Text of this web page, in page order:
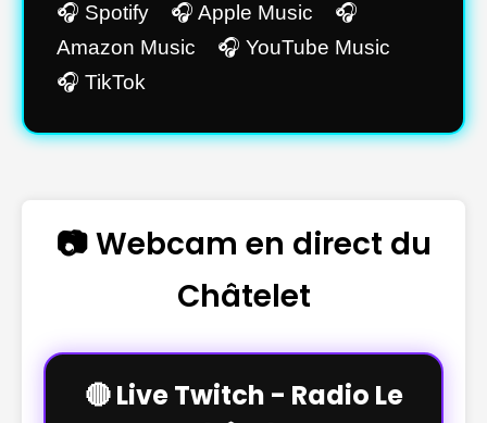
🎧 Spotify 🎧 Apple Music 🎧
Amazon Music 🎧 YouTube Music
🎧 TikTok
📷 Webcam en direct du
Châtelet
🔴 Live Twitch - Radio Le